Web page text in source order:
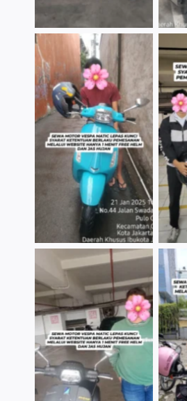
TNo Caption
TNo Caption